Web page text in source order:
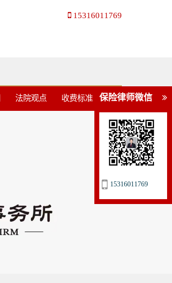
15316011769
法院观点 收费标准 保险律师微信
15316011769